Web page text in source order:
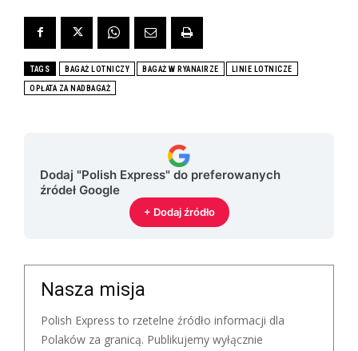
TAGS BAGAŻ LOTNICZY BAGAŻ W RYANAIRZE LINIE LOTNICZE
OPŁATA ZA NADBAGAŻ
Dodaj "Polish Express" do preferowanych
źródeł Google
+ Dodaj źródło
Nasza misja
Polish Express to rzetelne źródło informacji dla
Polaków za granicą. Publikujemy wyłącznie